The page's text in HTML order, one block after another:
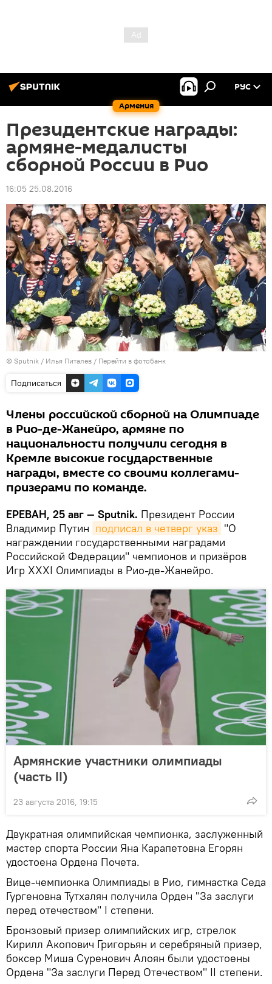
Армения
РУС
Президентские награды:
армяне-медалисты
сборной России в Рио
16:05 25.08.2016
© Sputnik / Илья Питалев / Перейти в фотобанк
Подписаться
Члены российской сборной на Олимпиаде
в Рио-де-Жанейро, армяне по
национальности получили сегодня в
Кремле высокие государственные
награды, вместе со своими коллегами-
призерами по команде.
ЕРЕВАН, 25 авг — Sputnik. Президент России
Владимир Путин подписал в четверг указ "О
награждении государственными наградами
Российской Федерации" чемпионов и призёров
Игр XXXI Олимпиады в Рио‑де-Жанейро.
Армянские участники олимпиады
(часть II)
23 августа 2016, 19:15
Двукратная олимпийская чемпионка, заслуженный
мастер спорта России Яна Карапетовна Егорян
удостоена Ордена Почета.
Вице-чемпионка Олимпиады в Рио, гимнастка Седа
Гургеновна Тутхалян получила Орден "За заслуги
перед отечеством" I степени.
Бронзовый призер олимпийских игр, стрелок
Кирилл Акопович Григорьян и серебряный призер,
боксер Миша Суренович Алоян были удостоены
Ордена "За заслуги Перед Отечеством" II степени.